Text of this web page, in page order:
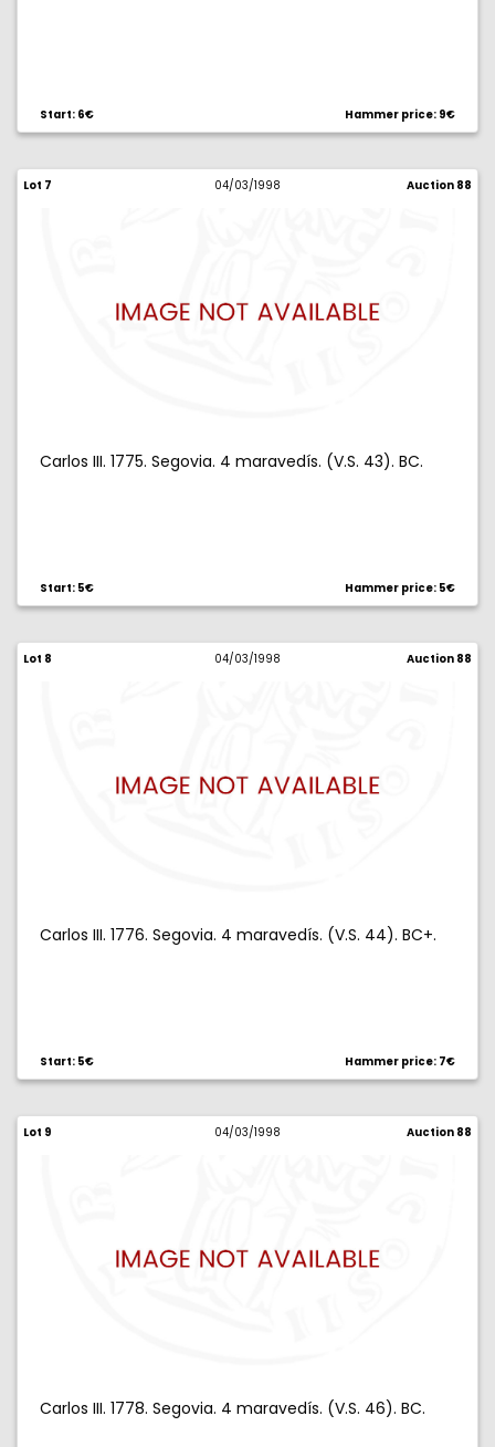
Start: 6€ Hammer price: 9€
Lot 7 04/03/1998 Auction 88
Carlos III. 1775. Segovia. 4 maravedís. (V.S. 43). BC.
Start: 5€ Hammer price: 5€
Lot 8 04/03/1998 Auction 88
Carlos III. 1776. Segovia. 4 maravedís. (V.S. 44). BC+.
Start: 5€ Hammer price: 7€
Lot 9 04/03/1998 Auction 88
Carlos III. 1778. Segovia. 4 maravedís. (V.S. 46). BC.